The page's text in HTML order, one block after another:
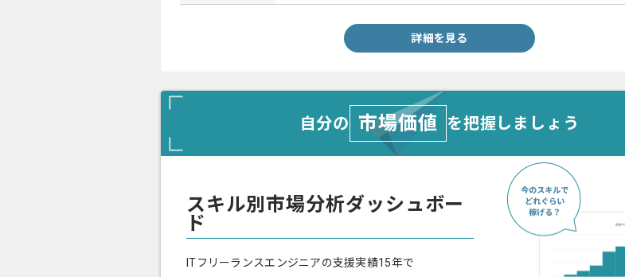
詳細を見る
自分の 市場価値 を把握しましょう
スキル別市場分析ダッシュボー
ド
ITフリーランスエンジニアの支援実績15年で